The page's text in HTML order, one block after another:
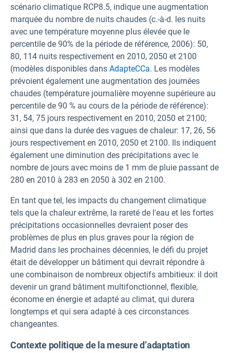
scénario climatique RCP8.5, indique une augmentation
marquée du nombre de nuits chaudes (c.-à-d. les nuits
avec une température moyenne plus élevée que le
percentile de 90% de la période de référence, 2006): 50,
80, 114 nuits respectivement en 2010, 2050 et 2100
(modèles disponibles dans AdapteCCa. Les modèles
prévoient également une augmentation des journées
chaudes (température journalière moyenne supérieure au
percentile de 90 % au cours de la période de référence):
31, 54, 75 jours respectivement en 2010, 2050 et 2100;
ainsi que dans la durée des vagues de chaleur: 17, 26, 56
jours respectivement en 2010, 2050 et 2100. Ils indiquent
également une diminution des précipitations avec le
nombre de jours avec moins de 1 mm de pluie passant de
280 en 2010 à 283 en 2050 à 302 en 2100.
En tant que tel, les impacts du changement climatique
tels que la chaleur extrême, la rareté de l'eau et les fortes
précipitations occasionnelles devraient poser des
problèmes de plus en plus graves pour la région de
Madrid dans les prochaines décennies, le défi du projet
était de développer un bâtiment qui devrait répondre à
une combinaison de nombreux objectifs ambitieux: il doit
devenir un grand bâtiment multifonctionnel, flexible,
économe en énergie et adapté au climat, qui durera
longtemps et qui sera adapté à ces circonstances
changeantes.
Contexte politique de la mesure d’adaptation